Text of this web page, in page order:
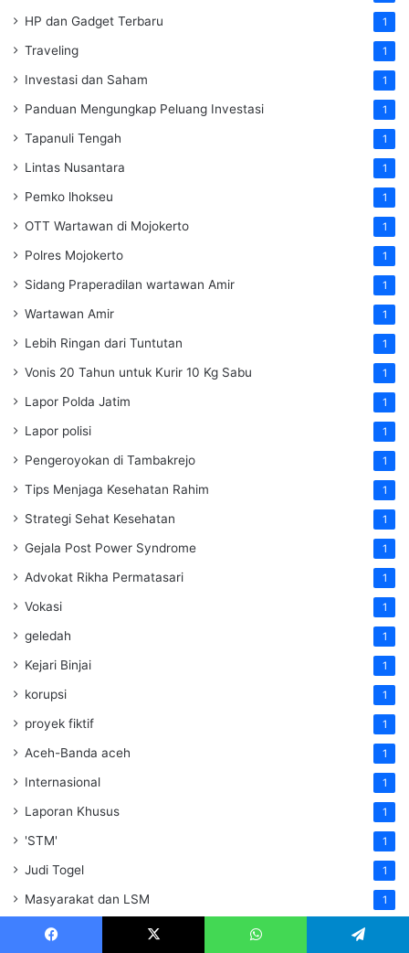
HP dan Gadget Terbaru 1
Traveling 1
Investasi dan Saham 1
Panduan Mengungkap Peluang Investasi 1
Tapanuli Tengah 1
Lintas Nusantara 1
Pemko lhokseu 1
OTT Wartawan di Mojokerto 1
Polres Mojokerto 1
Sidang Praperadilan wartawan Amir 1
Wartawan Amir 1
Lebih Ringan dari Tuntutan 1
Vonis 20 Tahun untuk Kurir 10 Kg Sabu 1
Lapor Polda Jatim 1
Lapor polisi 1
Pengeroyokan di Tambakrejo 1
Tips Menjaga Kesehatan Rahim 1
Strategi Sehat Kesehatan 1
Gejala Post Power Syndrome 1
Advokat Rikha Permatasari 1
Vokasi 1
geledah 1
Kejari Binjai 1
korupsi 1
proyek fiktif 1
Aceh-Banda aceh 1
Internasional 1
Laporan Khusus 1
'STM' 1
Judi Togel 1
Masyarakat dan LSM 1
Perhatian Polda Sumut